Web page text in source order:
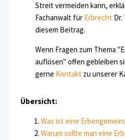
Streit vermeiden kann,
Fachanwalt für Erbrecht
diesem Beitrag.
Wenn Fragen zum Thema
auflösen" offen gebleiben
gerne Kontakt zu unserer
Übersicht:
Was ist eine
Warum sollte man eine